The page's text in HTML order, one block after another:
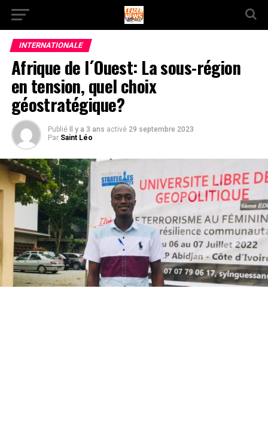
INTERNATIONALE
Afrique de l´Ouest: La sous-région
en tension, quel choix
géostratégique?
Publié Il y a 3 ans activé 29 septembre 2023
Par Saint Léo